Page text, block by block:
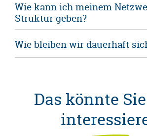
Wie kann ich meinem
Struktur geben?
Wie bleiben wir dauerhaft
Das könnte